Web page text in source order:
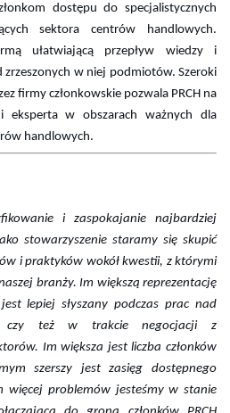
dostępu do specjalistycznych
sektora centrów handlowych.
ułatwiającą przepływ wiedzy i
w niej podmiotów. Szeroki
firmy członkowskie pozwala PRCH na
eksperta w obszarach ważnych dla
handlowych.
i zaspokajanie najbardziej
stowarzyszenie staramy się skupić
i praktyków wokół kwestii, z którymi
branży. Im większą reprezentację
lepiej słyszany podczas prac nad
czy też w trakcie negocjacji z
Im większa jest liczba członków
szerszy jest zasięg dostępnego
więcej problemów jesteśmy w stanie